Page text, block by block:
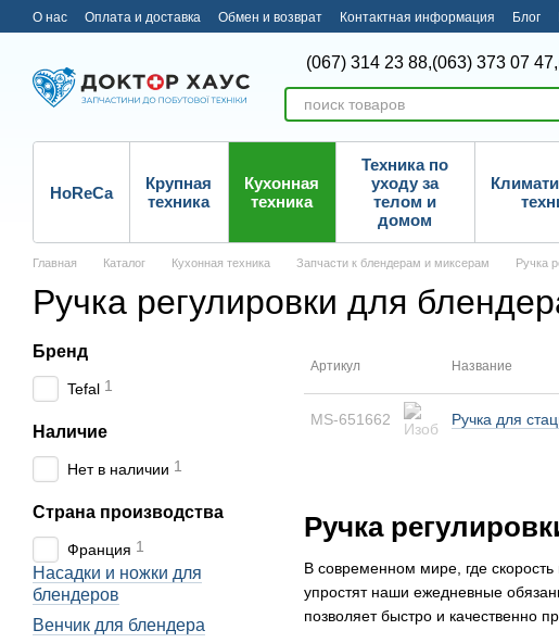
Перейти к основному контенту
О нас Оплата и доставка Обмен и возврат Контактная информация Блог
(067) 314 23 88,(063) 373 07 47,
HoReCa
Крупная
техника
Кухонная
техника
Техника по
уходу за
телом и
домом
Главная Каталог Кухонная техника Запчасти к блендерам и миксерам Ручка
Ручка регулировки для
Ручка
В современном мире, где
упростят наши ежедневные
позволяет быстро и качественно
Артикул Название
MS-651662 Ручка для
Бренд
Tefal 1
Наличие
Нет в наличии 1
Страна производства
Франция 1
Насадки и ножки для
блендеров
Венчик для блендера